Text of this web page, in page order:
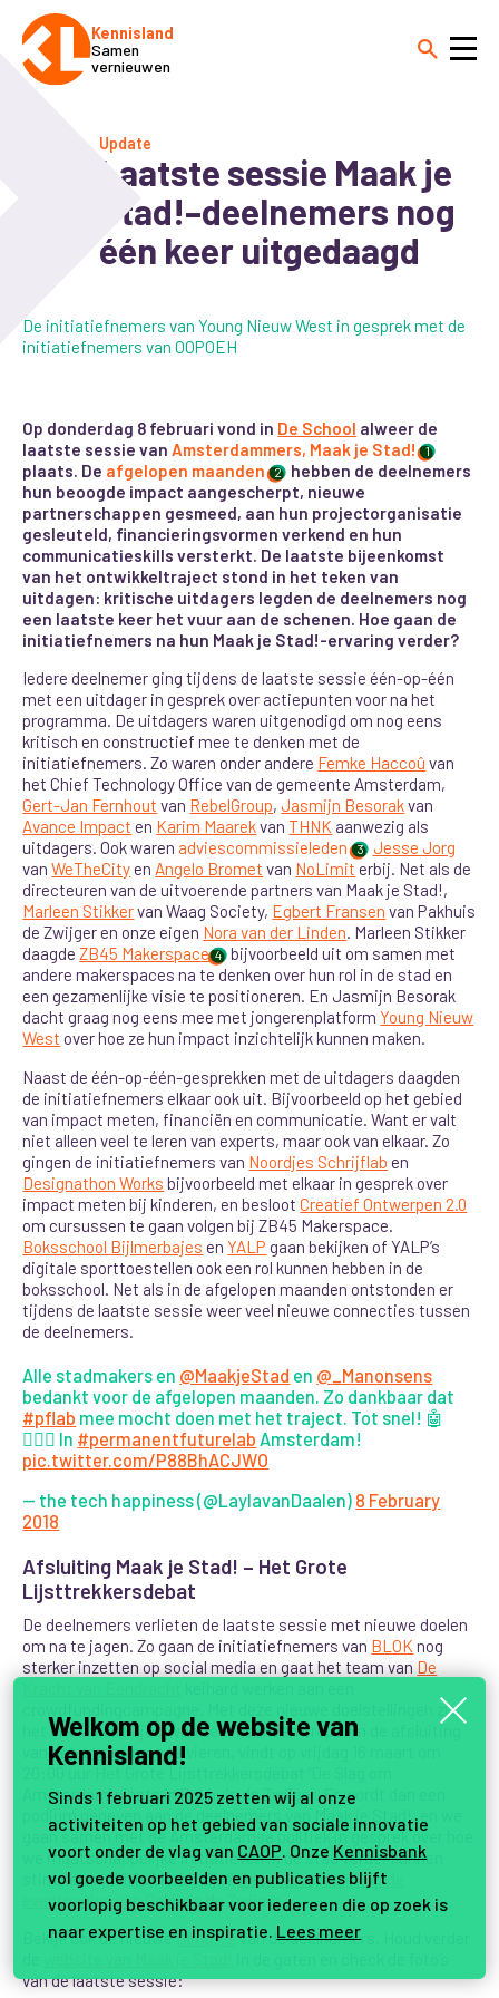
Kennisland
Samen
vernieuwen
Update
Laatste sessie Maak je
Stad!–deelnemers nog
één keer uitgedaagd
De initiatiefnemers van Young Nieuw West in gesprek met de
initiatiefnemers van OOPOEH
Op donderdag 8 februari vond in De School alweer de
laatste sessie vanAmsterdammers, Maak je Stad! 1
plaats. De afgelopen maanden 2
hebben de deelnemers
hun beoogde impact aangescherpt, nieuwe
partnerschappen gesmeed, aan hun projectorganisatie
gesleuteld, financieringsvormen verkend en hun
communicatieskills versterkt. De laatste bijeenkomst
van het ontwikkeltraject stond in het teken van
uitdagen: kritische uitdagers legden de deelnemers nog
een laatste keer het vuur aan de schenen. Hoe gaan de
initiatiefnemers na hun Maak je Stad!-ervaring verder?
Iedere deelnemer ging tijdens de laatste sessie één-op-één
met een uitdager in gesprek over actiepunten voor na het
programma. De uitdagers waren uitgenodigd om nog eens
kritisch en constructief mee te denken met de
initiatiefnemers. Zo waren onder andere Femke Haccoû van
het Chief Technology Office van de gemeente Amsterdam,
Gert-Jan Fernhout van RebelGroup,Jasmijn Besorakvan
Avance Impact en Karim MaarekvanTHNK aanwezig als
uitdagers. Ook waren adviescommissieleden 3 Jesse Jorg
vanWeTheCityen Angelo Bromet van NoLimit erbij. Net als de
directeuren van de uitvoerende partners van Maak je Stad!,
Marleen Stikkervan Waag Society, Egbert Fransen van Pakhuis
de Zwijger en onze eigen Nora van der Linden. Marleen Stikker
daagdeZB45 Makerspace 4 bijvoorbeeld uit om samen met
andere makerspaces na te denken over hun rol in de stad en
een gezamenlijke visie te positioneren. En Jasmijn Besorak
dacht graag nog eens mee met jongerenplatformYoung Nieuw
West over hoe ze hun impact inzichtelijk kunnen maken.
Naast de één-op-één-gesprekken met de uitdagers daagden
de initiatiefnemers elkaar ook uit. Bijvoorbeeld op het gebied
van impact meten, financiën en communicatie. Want er valt
niet alleen veel te leren van experts, maar ook van elkaar. Zo
gingen de initiatiefnemers van Noordjes Schrijflab en
Designathon Works bijvoorbeeld met elkaar in gesprek over
impact meten bij kinderen, en beslootCreatief Ontwerpen 2.0
om cursussen te gaan volgen bij ZB45 Makerspace
Boksschool Bijlmerbajes enYALP gaan bekijken of YALP’s
digitale sporttoestellen ook een rol kunnen hebben in de
boksschool. Net als in de afgelopen maanden ontstonden er
tijdens de laatste sessie weer veel nieuwe connecties tussen
de deelnemers
Alle stadmakers en @MaakjeStad en @_Manonsens
bedankt voor de afgelopen maanden. Zo dankbaar dat
#pflab mee mocht doen met het traject. Tot snel! 🤖
🙋🏼‍♀️ In #permanentfuturelab Amsterdam!
pic.twitter.com/P88BhACJWO
— the tech happiness (@LaylavanDaalen) 8 February
2018
Afsluiting Maak je Stad! – Het Grote
Lijsttrekkersdebat
De deelnemers verlieten de laatste sessie met nieuwe doelen
om na te jagen. Zo gaan de initiatiefnemers van BLOK nog
sterker inzetten op social media en gaat het team van De
crowdfundingcampagne. Met deze nieuwe doelstellingen zit
het ontwikkeltraject van zes maanden erop. Om de afsluiting
van het programma te vieren, vindt op vrijdag 16 maart om
Amsterdam’ plaats in Pakhuis de Zwijger.Er wordt dan een
podium gegeven aan de deelnemers van Maak je Stad!, en we
gaan samen met de Amsterdamse politiek in gesprek over hoe
we maatschappelijke initiatieven in de stad verder kunnen
stimuleren. Wil je hierbij zijn?Reserveer je plek op de
eventpagina van Pakhuis de Zwijger.
Bekijk ook de nieuwefilmpjesvan de deelnemers. Houd verder
van de laatste sessie:
Welkom op de website van
Kennisland!
Sinds 1 februari 2025 zetten wij al onze
activiteiten op het gebied van sociale innovatie
voort onder de vlag van CAOP . Onze Kennisbank
vol goede voorbeelden en publicaties blijft
voorlopig beschikbaar voor iedereen die op zoek is
naar expertise en inspiratie. Lees meer